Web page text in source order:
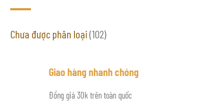
Chưa được phân loại(102)
Giao hàng nhanh chóng
Đồng giá 30k trên toàn quốc